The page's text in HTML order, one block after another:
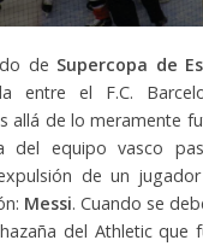
de Supercopa de
entre el F.C.
allá de lo meramente
del equipo vasco
de un
Messi. Cuando se
del Athletic que